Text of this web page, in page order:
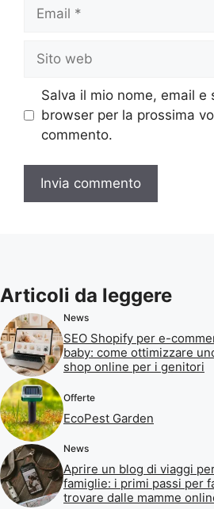
web
Salva il mio nome, email
browser per la prossima
commento.
Articoli da leggere
News
SEO Shopify per e-
baby: come ottimizzare
shop online per i genitori
Offerte
EcoPest Garden
News
Aprire un blog di viaggi
famiglie: i primi passi per
trovare dalle mamme